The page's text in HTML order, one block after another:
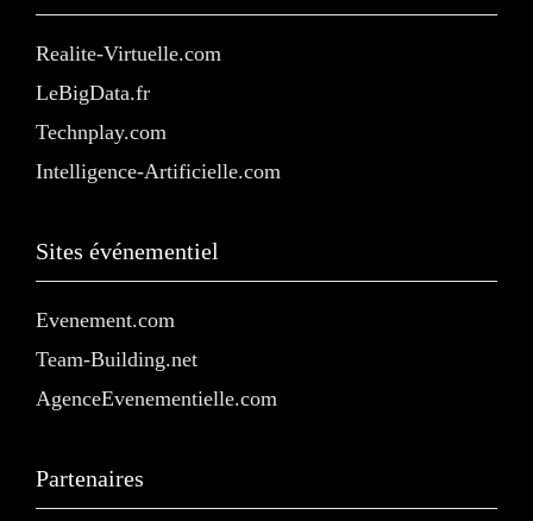
Realite-Virtuelle.com
LeBigData.fr
Technplay.com
Intelligence-Artificielle.com
Sites événementiel
Evenement.com
Team-Building.net
AgenceEvenementielle.com
Partenaires